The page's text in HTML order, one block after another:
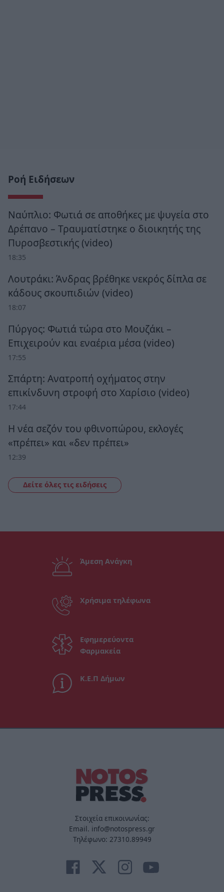
Ροή Ειδήσεων
Ναύπλιο: Φωτιά σε αποθήκες με ψυγεία στο
Δρέπανο – Τραυματίστηκε ο διοικητής της
Πυροσβεστικής (video)
18:35
Λουτράκι: Άνδρας βρέθηκε νεκρός δίπλα σε
κάδους σκουπιδιών (video)
18:07
Πύργος: Φωτιά τώρα στο Μουζάκι –
Επιχειρούν και εναέρια μέσα (video)
17:55
Σπάρτη: Ανατροπή οχήματος στην
επικίνδυνη στροφή στο Χαρίσιο (video)
17:44
Η νέα σεζόν του φθινοπώρου, εκλογές
«πρέπει» και «δεν πρέπει»
12:39
Δείτε όλες τις ειδήσεις
Άμεση Ανάγκη
Χρήσιμα τηλέφωνα
Εφημερεύοντα
Φαρμακεία
Κ.Ε.Π Δήμων
Στοιχεία επικοινωνίας:
Email. info@notospress.gr
Τηλέφωνο: 27310.89949